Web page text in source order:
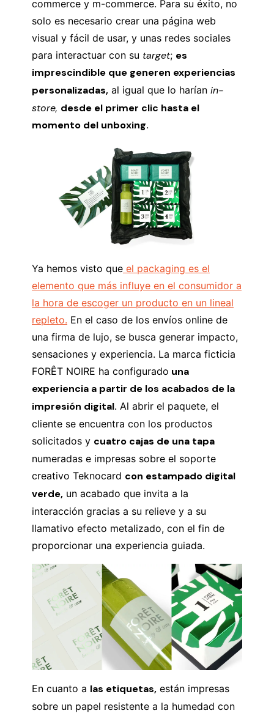
commerce y m-commerce. Para su éxito, no
solo es necesario crear una página web
visual y fácil de usar, y unas redes sociales
para interactuar con su target; es
imprescindible que generen experiencias
personalizadas, al igual que lo harían in-
store, desde el primer clic hasta el
momento del unboxing.
Ya hemos visto que el packaging es el
elemento que más influye en el consumidor a
la hora de escoger un producto en un lineal
repleto. En el caso de los envíos online de
una firma de lujo, se busca generar impacto,
sensaciones y experiencia. La marca ficticia
FORÊT NOIRE ha configurado una
experiencia a partir de los acabados de la
impresión digital. Al abrir el paquete, el
cliente se encuentra con los productos
solicitados y cuatro cajas de una tapa
numeradas e impresas sobre el soporte
creativo Teknocard con estampado digital
verde, un acabado que invita a la
interacción gracias a su relieve y a su
llamativo efecto metalizado, con el fin de
proporcionar una experiencia guiada.
En cuanto a las etiquetas, están impresas
sobre un papel resistente a la humedad con